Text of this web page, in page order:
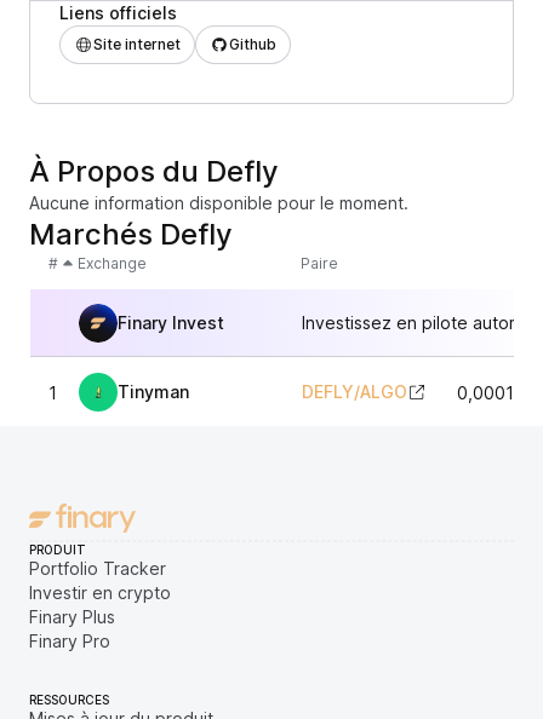
Liens officiels
Site internet Github
À Propos du Defly
Aucune information disponible pour le moment.
Marchés Defly
# Exchange Paire
Finary Invest Investissez en pilote
1 Tinyman DEFLY/ALGO
PRODUIT
Portfolio Tracker
Investir en crypto
Finary Plus
Finary Pro
RESSOURCES